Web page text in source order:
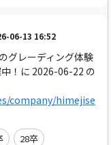
06-13 16:52
グレーディング体験
！に 2026-06-22 の
company/himejise
28卒